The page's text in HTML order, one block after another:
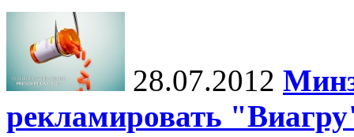
28.07.2012
рекламировать